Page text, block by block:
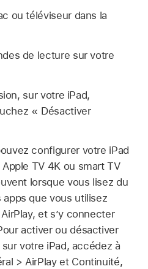
ou téléviseur dans la
de lecture sur votre
sur votre iPad,
« Désactiver
configurer votre iPad
TV 4K ou smart TV
lorsque vous lisez du
que vous utilisez
et s’y connecter
activer ou désactiver
votre iPad, accédez à
> AirPlay et Continuité,